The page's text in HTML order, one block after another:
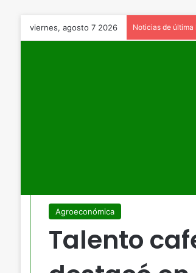
viernes, agosto 7 2026 Noticias de última
Agroeconómica
Talento